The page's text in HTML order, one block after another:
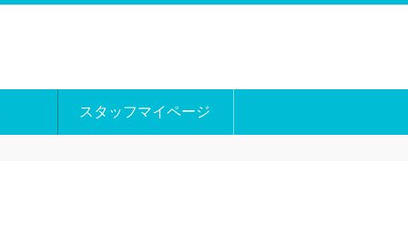
スタッフマイページ